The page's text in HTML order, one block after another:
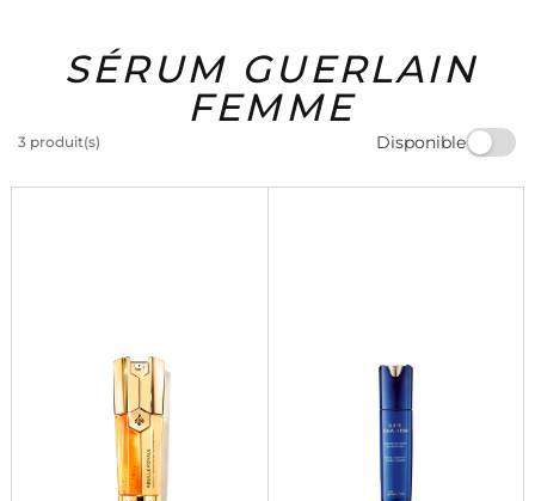
Solaire Homme Marques Idées
Cadeaux
Bons
Plans
SÉRUM GUERLAIN
FEMME
3 produit(s) Disponible